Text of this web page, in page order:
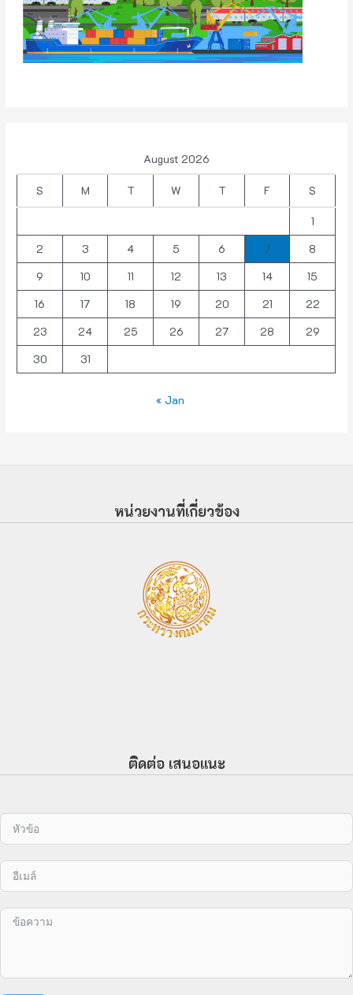
August 2026
S M T W T F S
1
2 3 4 5 6 7 8
9 10 11 12 13 14 15
16 17 18 19 20 21 22
23 24 25 26 27 28 29
30 31
« Jan
หน่วยงานที่เกี่ยวข้อง
ติดต่อ เสนอแนะ